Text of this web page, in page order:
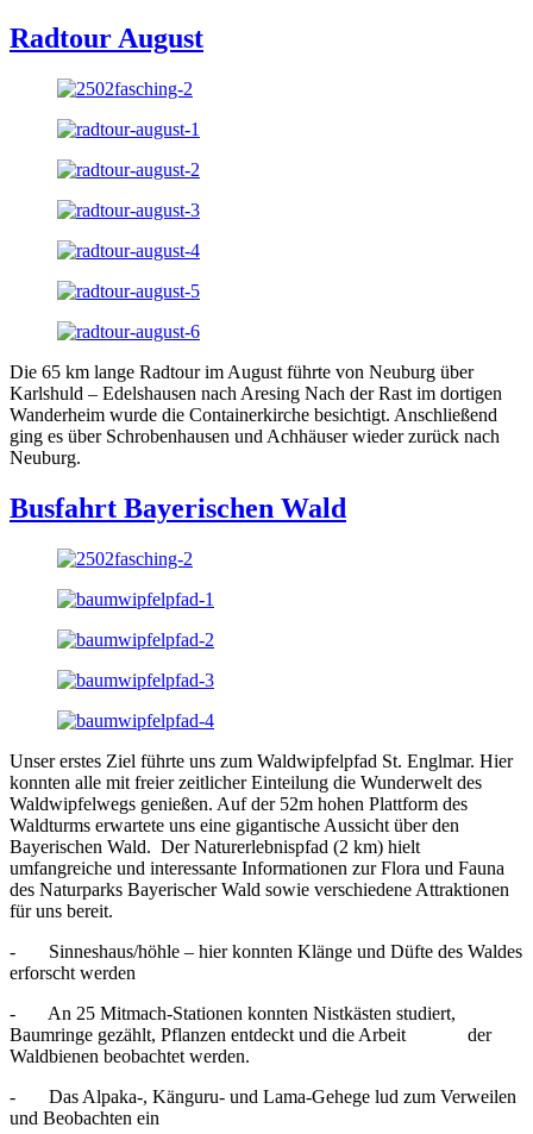
Radtour August
Die 65 km lange Radtour im August führte von Neuburg über
Karlshuld – Edelshausen nach Aresing Nach der Rast im dortigen
Wanderheim wurde die Containerkirche besichtigt. Anschließend
ging es über Schrobenhausen und Achhäuser wieder zurück nach
Neuburg.
Busfahrt Bayerischen Wald
Unser erstes Ziel führte uns zum Waldwipfelpfad St. Englmar. Hier
konnten alle mit freier zeitlicher Einteilung die Wunderwelt des
Waldwipfelwegs genießen. Auf der 52m hohen Plattform des
Waldturms erwartete uns eine gigantische Aussicht über den
Bayerischen Wald. Der Naturerlebnispfad (2 km) hielt
umfangreiche und interessante Informationen zur Flora und Fauna
des Naturparks Bayerischer Wald sowie verschiedene Attraktionen
für uns bereit.
- Sinneshaus/höhle – hier konnten Klänge und Düfte des Waldes
erforscht werden
- An 25 Mitmach-Stationen konnten Nistkästen studiert,
Baumringe gezählt, Pflanzen entdeckt und die Arbeit der
Waldbienen beobachtet werden.
- Das Alpaka-, Känguru- und Lama-Gehege lud zum Verweilen
und Beobachten ein